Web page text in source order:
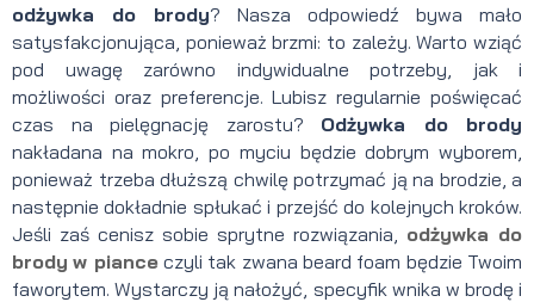
odżywka do brody? Nasza odpowiedź bywa mało
satysfakcjonująca, ponieważ brzmi: to zależy. Warto wziąć
pod uwagę zarówno indywidualne potrzeby, jak i
możliwości oraz preferencje. Lubisz regularnie poświęcać
czas na pielęgnację zarostu? Odżywka do brody
nakładana na mokro, po myciu będzie dobrym wyborem,
ponieważ trzeba dłuższą chwilę potrzymać ją na brodzie, a
następnie dokładnie spłukać i przejść do kolejnych kroków.
Jeśli zaś cenisz sobie sprytne rozwiązania, odżywka do
brody w pianceczyli tak zwana beard foam będzie Twoim
faworytem. Wystarczy ją nałożyć, specyfik wnika w brodę i